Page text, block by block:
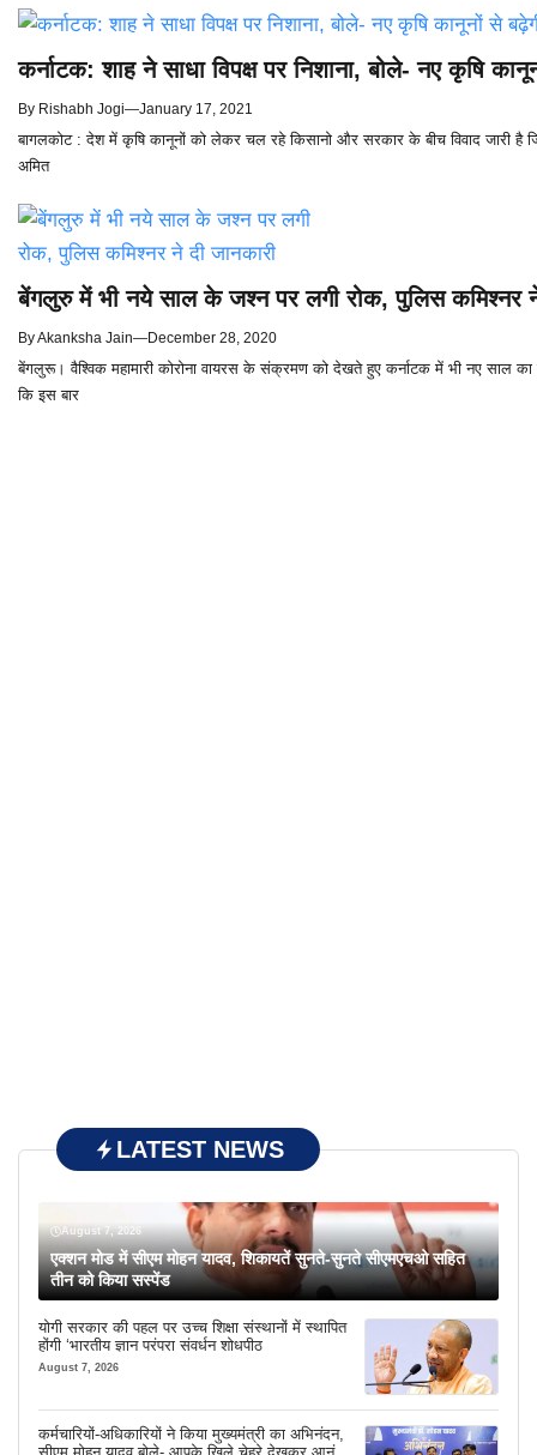
कर्नाटक: शाह ने साधा विपक्ष पर निशाना, बोले- नए कृषि
By Rishabh Jogi—January 17, 2021
बागलकोट : देश में कृषि कानूनों को लेकर चल रहे किसानो और सरकार के बीच विवाद
अमित
बेंगलुरु में भी नये साल के जश्न पर लगी रोक, पुलिस कमिश्नर ने
ByAkanksha Jain—December 28, 2020
बेंगलुरू। वैश्विक महामारी कोरोना वायरस के संक्रमण को देखते हुए कर्नाटक में भी नए साल
कि इस बार
LATEST NEWS
August 7, 2026
एक्शन मोड में सीएम मोहन यादव, शिकायतें सुनते-सुनते सीएमएचओ सहित
तीन को किया सस्पेंड
योगी सरकार की पहल पर उच्च शिक्षा संस्थानों में स्थापित
होंगी ‘भारतीय ज्ञान परंपरा संवर्धन शोधपीठ
August 7, 2026
कर्मचारियों-अधिकारियों ने किया मुख्यमंत्री का अभिनंदन,